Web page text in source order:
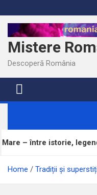
to
content
Mistere
Descoperă România
legendă și adevăr
Home Tradiții și